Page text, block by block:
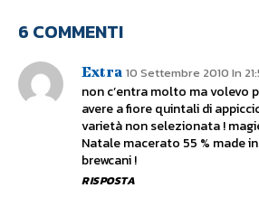
6 COMMENTI
Extra 10 Settembre 2010 In
non c’entra molto ma volevo
avere a fiore quintali di
varietà non selezionata !
Natale macerato 55 % made
brewcani !
RISPOSTA